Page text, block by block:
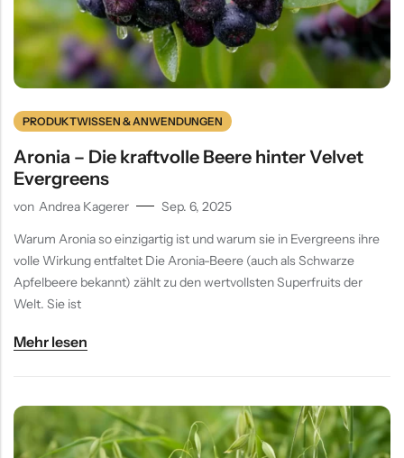
PRODUKTWISSEN & ANWENDUNGEN
Aronia – Die kraftvolle Beere hinter Velvet
Evergreens
von Andrea Kagerer
Sep. 6, 2025
Warum Aronia so einzigartig ist und warum sie in Evergreens ihre
volle Wirkung entfaltet Die Aronia-Beere (auch als Schwarze
Apfelbeere bekannt) zählt zu den wertvollsten Superfruits der
Welt. Sie ist
Mehr lesen